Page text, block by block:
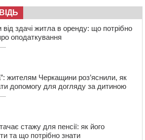
з яких чотири золоті: черкаські
на чемпіонаті України
здачі житла в оренду: що потрібно
оподаткування
жителям Черкащини роз’яснили, як
допомогу для догляду за дитиною
стажу для пенсії: як його
та що потрібно знати